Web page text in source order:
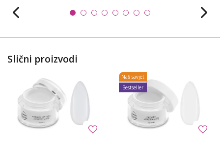
Slični proizvodi
Naš savjet
Bestseller